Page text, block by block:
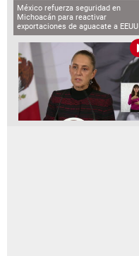
México refuerza seguridad en
Michoacán para reactivar
exportaciones de aguacate a EEUU